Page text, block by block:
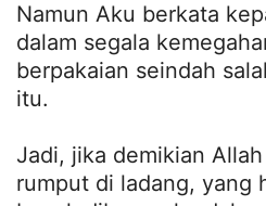
Namun Aku berkata
dalam segala
berpakaian seindah
itu.
Jadi, jika demikian
rumput di ladang, yang